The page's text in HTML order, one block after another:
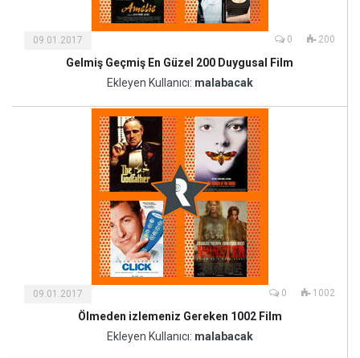
09.01.2017 0 200
Gelmiş Geçmiş En Güzel 200 Duygusal Film
Ekleyen Kullanıcı: malabacak
09.01.2017 0 1002
Ölmeden izlemeniz Gereken 1002 Film
Ekleyen Kullanıcı: malabacak